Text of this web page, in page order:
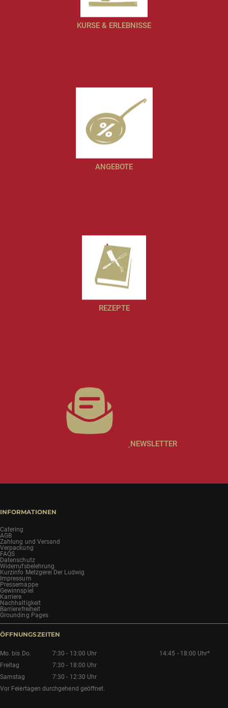
KURSE & ERLEBNISSE
ANGEBOTE
REZEPTE
NEWSLETTER
INFORMATIONEN
Catering
AGB
Zahlung und Versand
Verpackung
FAQS
Datenschutz
Widerrufsbelehrung
Kurzinfo Metzgerei Der Ludwig
Impressum
Pressemappe
Gewinnspiel
Karriere
Nachhaltigkeit
Barrierefreiheit
Grounding Pages
ÖFFNUNGSZEITEN
Mo. bis Do. 7:30 - 13:00 Uhr
14:45 - 18:00 Uhr*
Freitag
7:30 - 18:00 Uhr
Samstag
7:30 - 12:30 Uhr
Vor Feiertagen durchgehend geöffnet.